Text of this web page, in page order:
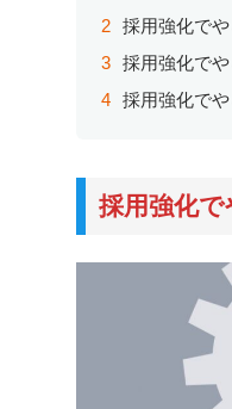
採用強化で
採用強化で
採用強化で
採用強化